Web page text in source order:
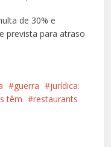
de 30% e
prevista para atraso
guerra
jurídica:
têm
restaurants